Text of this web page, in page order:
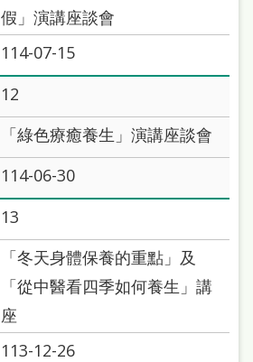
假」演講座談會
114-07-15
12
「綠色療癒養生」演講座談會
114-06-30
13
「冬天身體保養的重點」及
「從中醫看四季如何養生」講
座
113-12-26